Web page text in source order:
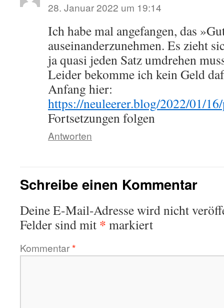
28. Januar 2022 um 19:14
Ich habe mal angefangen, das
auseinanderzunehmen. Es zieht
ja quasi jeden Satz umdrehen
Leider bekomme ich kein Geld
Anfang hier:
https://neuleerer.blog/2022/01/
Fortsetzungen folgen
Antworten
Schreibe einen Kommentar
Deine E-Mail-Adresse wird nicht
Felder sind mit * markiert
Kommentar*